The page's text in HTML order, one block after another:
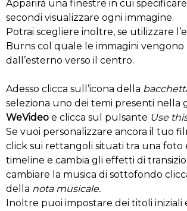
Apparirà una finestre in cui
secondi visualizzare ogni immagine.
Potrai scegliere inoltre, se utilizzare
Burns col quale le immagini vengono
dall’esterno verso il centro.
Adesso clicca sull’icona della
seleziona uno dei temi presenti nella
WeVideo e clicca sul pulsante Use
Se vuoi personalizzare ancora il tuo
click sui rettangoli situati tra una foto
timeline e cambia gli effetti di
cambiare la musica di sottofondo
della nota musicale.
Inoltre puoi impostare dei titoli iniziali